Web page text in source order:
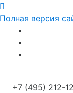
Полная версия
+7 (495) 212-